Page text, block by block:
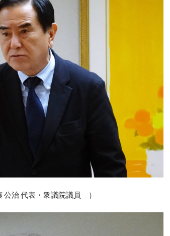
治 代表・衆議院議員 ）